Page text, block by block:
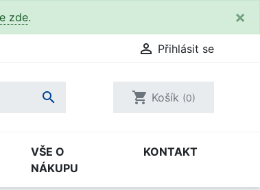
zde. ×
 Přihlásit se
 shopping_cart Košík (0)
VŠE O
NÁKUPU
KONTAKT